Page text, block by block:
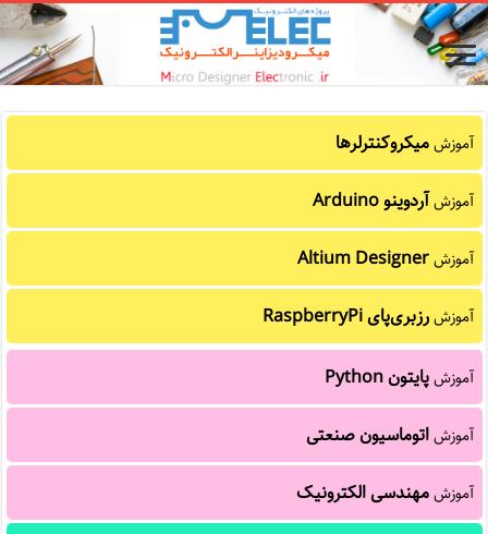
آموزشمیکروکنترلرها
آموزشآردوینو Arduino
آموزشAltium Designer
آموزشرزبری‌پای RaspberryPi
آموزشپایتون Python
آموزشاتوماسیون صنعتی
آموزشمهندسی الکترونیک